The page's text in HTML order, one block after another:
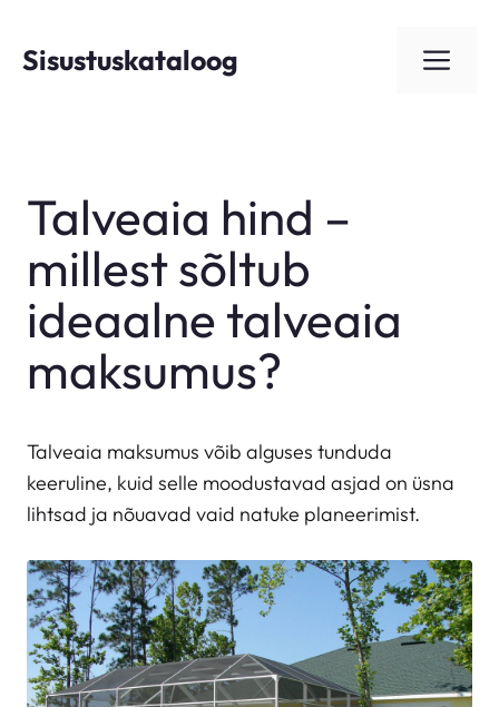
content
Sisustuskataloog
Talveaia hind –
millest sõltub
ideaalne talveaia
maksumus?
Talveaia maksumus võib alguses tunduda
keeruline, kuid selle moodustavad asjad on üsna
lihtsad ja nõuavad vaid natuke planeerimist.